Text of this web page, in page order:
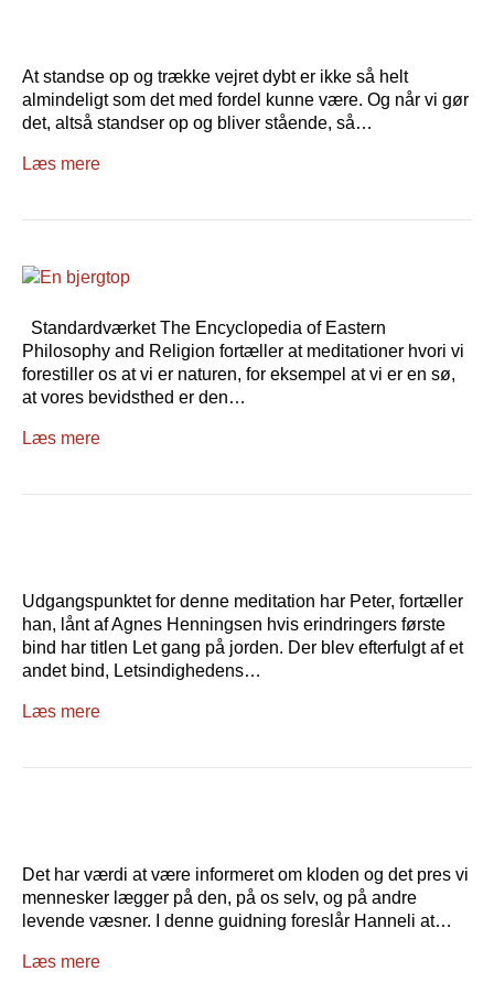
At standse op og trække vejret dybt er ikke så helt
almindeligt som det med fordel kunne være. Og når vi gør
det, altså standser op og bliver stående, så…
Læs mere
Standardværket The Encyclopedia of Eastern
Philosophy and Religion fortæller at meditationer hvori vi
forestiller os at vi er naturen, for eksempel at vi er en sø,
at vores bevidsthed er den…
Læs mere
Udgangspunktet for denne meditation har Peter, fortæller
han, lånt af Agnes Henningsen hvis erindringers første
bind har titlen Let gang på jorden. Der blev efterfulgt af et
andet bind, Letsindighedens…
Læs mere
Det har værdi at være informeret om kloden og det pres vi
mennesker lægger på den, på os selv, og på andre
levende væsner. I denne guidning foreslår Hanneli at…
Læs mere